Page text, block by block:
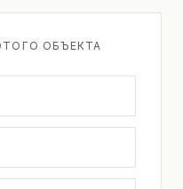
ОБЪЕКТА